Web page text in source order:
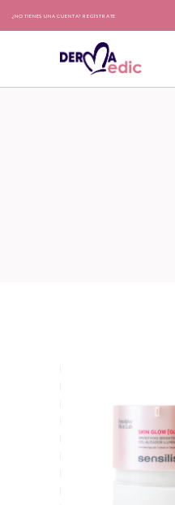
¿NO TIENES UNA CUENTA? REGÍSTRATE
No products in the cart.